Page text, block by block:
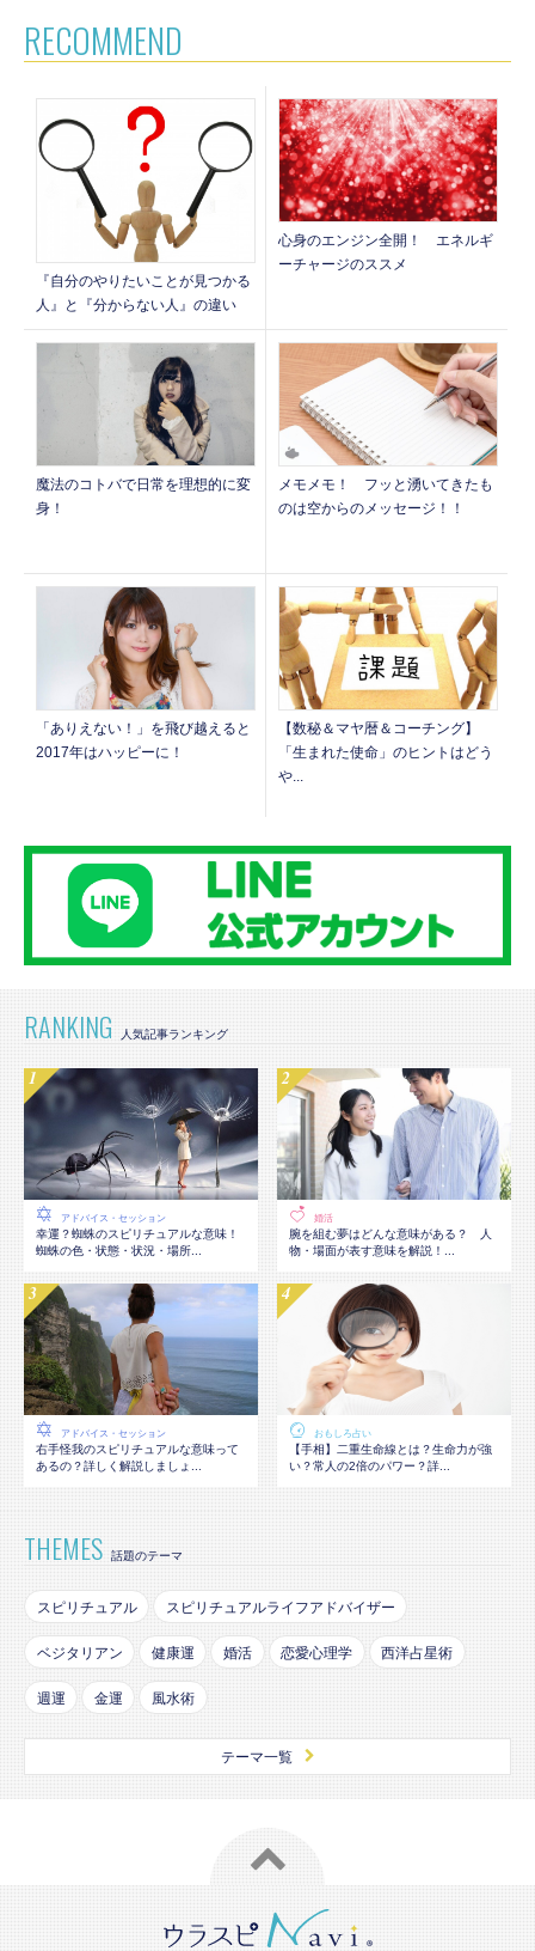
RECOMMEND
『自分のやりたいことが見つかる
人』と『分からない人』の違い
心身のエンジン全開！ エネルギ
ーチャージのススメ
魔法のコトバで日常を理想的に変
身！
メモメモ！ フッと湧いてきたも
のは空からのメッセージ！！
「ありえない！」を飛び越えると
2017年はハッピーに！
【数秘＆マヤ暦＆コーチング】
「生まれた使命」のヒントはどう
や...
RANKING
アドバイス・セッション
幸運？蜘蛛のスピリチュアルな意味！
蜘蛛の色・状態・状況・場所...
婚活
腕を組む夢はどんな意味がある？ 人
物・場面が表す意味を解説！...
アドバイス・セッション
右手怪我のスピリチュアルな意味って
あるの？詳しく解説しましょ...
おもしろ占い
【手相】二重生命線とは？生命力が強
い？常人の2倍のパワー？詳...
THEMES 話題のテーマ
スピリチュアル スピリチュアルライフアドバイザー
ベジタリアン 健康運 婚活 恋愛心理学 西洋占星術
週運 金運 風水術
テーマ一覧